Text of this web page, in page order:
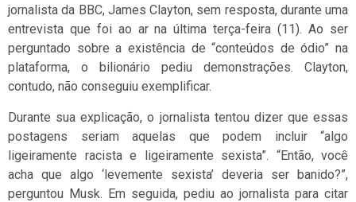
jornalista da BBC, James Clayton, sem resposta, durante uma
entrevista que foi ao ar na última terça-feira (11). Ao ser
perguntado sobre a existência de “conteúdos de ódio” na
plataforma, o bilionário pediu demonstrações. Clayton,
contudo, não conseguiu exemplificar.
Durante sua explicação, o jornalista tentou dizer que essas
postagens seriam aquelas que podem incluir “algo
ligeiramente racista e ligeiramente sexista”. “Então, você
acha que algo ‘levemente sexista’ deveria ser banido?”,
perguntou Musk. Em seguida, pediu ao jornalista para citar